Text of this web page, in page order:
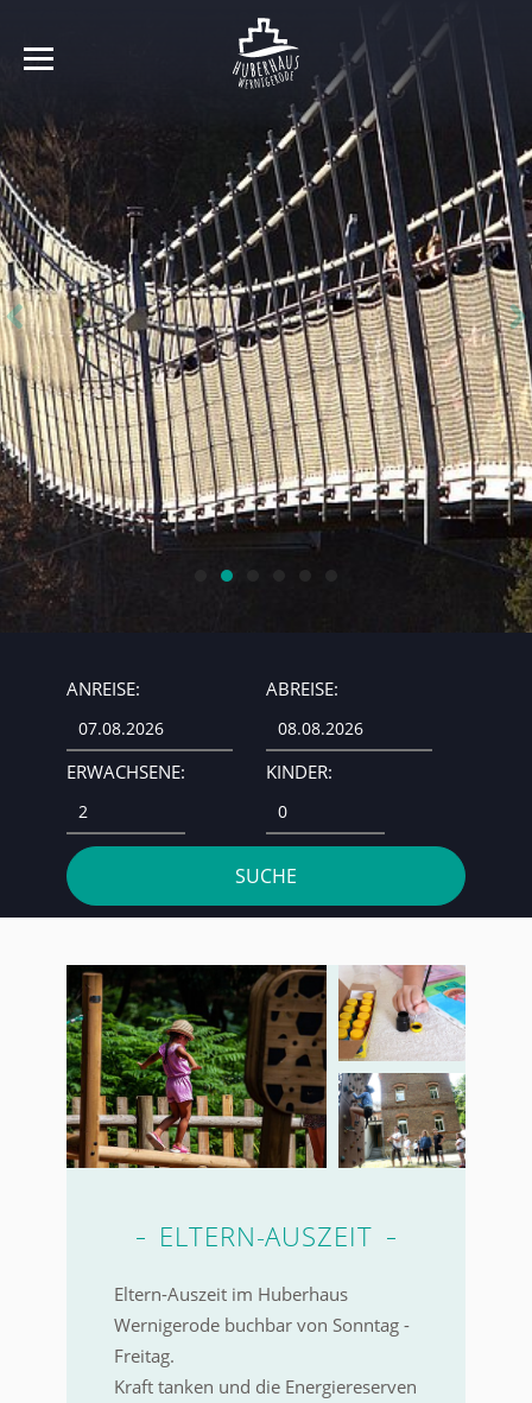
ANREISE: ABREISE:
ERWACHSENE: KINDER:
ELTERN-AUSZEIT
Eltern-Auszeit im Huberhaus
Wernigerode buchbar von Sonntag -
Freitag.
Kraft tanken und die Energiereserven